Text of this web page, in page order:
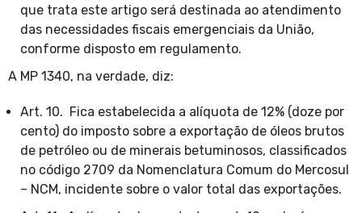
que trata este artigo será destinada ao atendimento
das necessidades fiscais emergenciais da União,
conforme disposto em regulamento.
A MP 1340, na verdade, diz:
Art. 10. Fica estabelecida a alíquota de 12% (doze por
cento) do imposto sobre a exportação de óleos brutos
de petróleo ou de minerais betuminosos, classificados
no código 2709 da Nomenclatura Comum do Mercosul
– NCM, incidente sobre o valor total das exportações.